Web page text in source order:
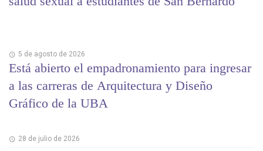
5 de agosto de 2026
Está abierto el empadronamiento para ingresar
a las carreras de Arquitectura y Diseño
Gráfico de la UBA
28 de julio de 2026